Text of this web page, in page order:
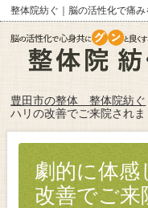
整体院紡ぐ｜脳の活性化で痛
豊田市の整体 整体院紡ぐ
ハリの改善でご来院されま
劇的に体
改善でご来